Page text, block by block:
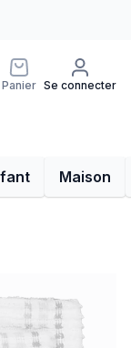
Panier Se connecter
Maison